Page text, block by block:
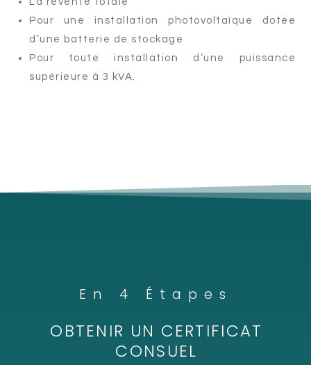
Pour une installation photovoltaïque dotée
d’une batterie de stockage
Pour toute installation d’une puissance
supérieure à 3 kVA.
En 4 Étapes
OBTENIR UN CERTIFICAT
CONSUEL